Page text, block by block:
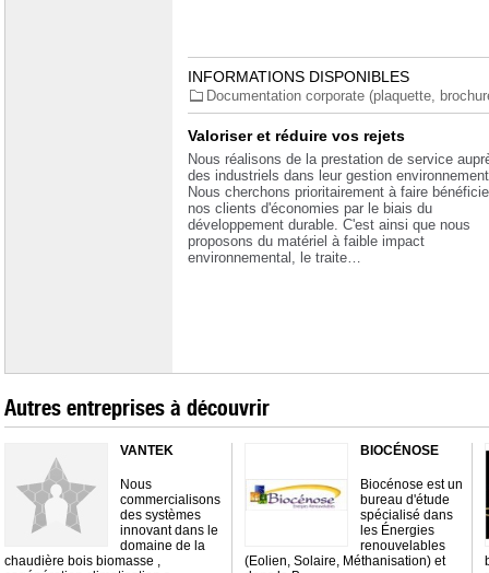
INFORMATIONS DISPONIBLES
Documentation corporate (plaquette,
Valoriser et réduire vos rejets
Nous réalisons de la prestation de service
des industriels dans leur gestion
Nous cherchons prioritairement à faire
nos clients d'économies par le biais du
développement durable. C'est ainsi que nous
proposons du matériel à faible impact
environnemental, le traite…
Autres entreprises à découvrir
VANTEK
Nous
commercialisons
des systèmes
innovant dans le
domaine de la
chaudière bois biomasse ,
BIOCÉNOSE
Biocénose est un
bureau d'étude
spécialisé dans
les Énergies
renouvelables
(Eolien, Solaire, Méthanisation) et